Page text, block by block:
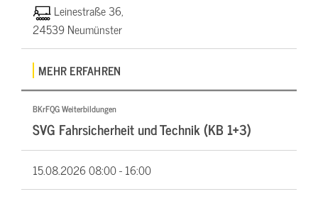
Leinestraße 36,
24539 Neumünster
MEHR ERFAHREN
BKrFQG Weiterbildungen
SVG Fahrsicherheit und Technik (KB 1+3)
15.08.202608:00 - 16:00